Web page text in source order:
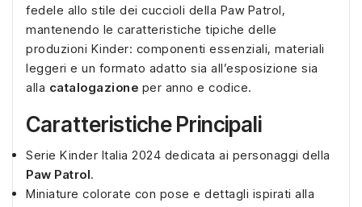
fedele allo stile dei cuccioli della Paw Patrol,
mantenendo le caratteristiche tipiche delle
produzioni Kinder: componenti essenziali, materiali
leggeri e un formato adatto sia all’esposizione sia
alla catalogazione per anno e codice.
Caratteristiche Principali
Serie Kinder Italia 2024 dedicata ai personaggi della
Paw Patrol.
Miniature colorate con pose e dettagli ispirati alla